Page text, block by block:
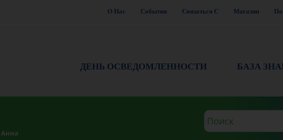
О Нас События Связаться С Магазин
ДЕНЬ ОСВЕДОМЛЕННОСТИ БАЗА
Поисковый
запрос